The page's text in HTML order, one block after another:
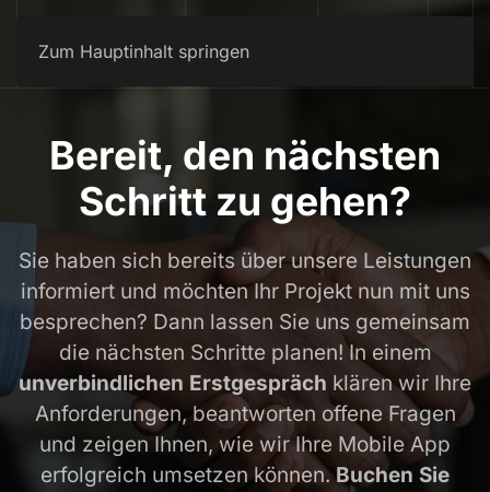
Zum Hauptinhalt springen
Bereit, den nächsten
Schritt zu gehen?
Sie haben sich bereits über unsere Leistungen
informiert und möchten Ihr Projekt nun mit uns
besprechen? Dann lassen Sie uns gemeinsam
die nächsten Schritte planen! In einem
unverbindlichen Erstgespräch klären wir Ihre
Anforderungen, beantworten offene Fragen
und zeigen Ihnen, wie wir Ihre Mobile App
erfolgreich umsetzen können.Buchen Sie